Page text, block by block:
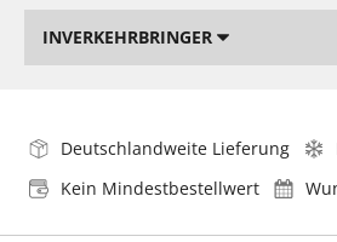
INVERKEHRBRINGER
Deutschlandweite Lieferung
Kein Mindestbestellwert